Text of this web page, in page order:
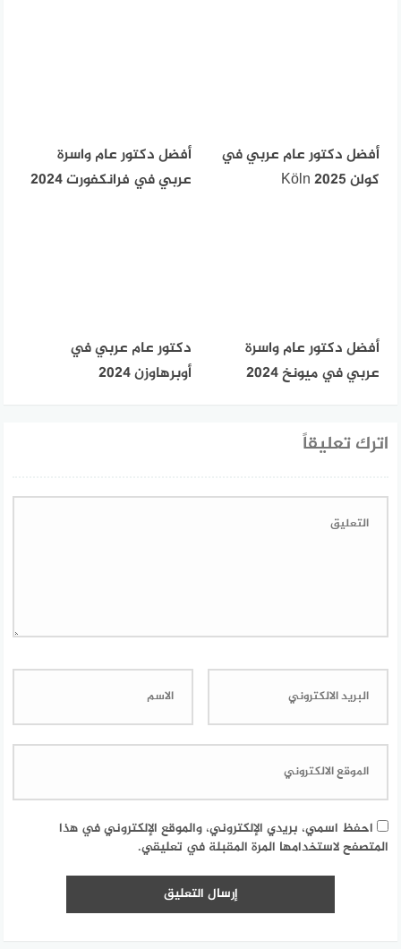
أفضل دكتور عام عربي في
كولن Köln 2025
أفضل دكتور عام واسرة
عربي في فرانكفورت 2024
أفضل دكتور عام واسرة
عربي في ميونخ 2024
دكتور عام عربي في
أوبرهاوزن 2024
اترك تعليقاً
احفظ اسمي، بريدي الإلكتروني، والموقع الإلكتروني في هذا
المتصفح لاستخدامها المرة المقبلة في تعليقي.